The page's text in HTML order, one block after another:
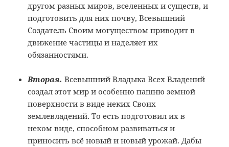
другом разных миров, вселенных и существ, и
подготовить для них почву, Всевышний
Создатель Своим могуществом приводит в
движение частицы и наделяет их
обязанностями.
Вторая. Всевышний Владыка Всех Владений
создал этот мир и особенно пашню земной
поверхности в виде неких Своих
землевладений. То есть подготовил их в
неком виде, способном развиваться и
приносить всё новый и новый урожай. Дабы